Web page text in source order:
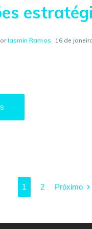
Iasmin Ramos 16 de
1 2 Próximo